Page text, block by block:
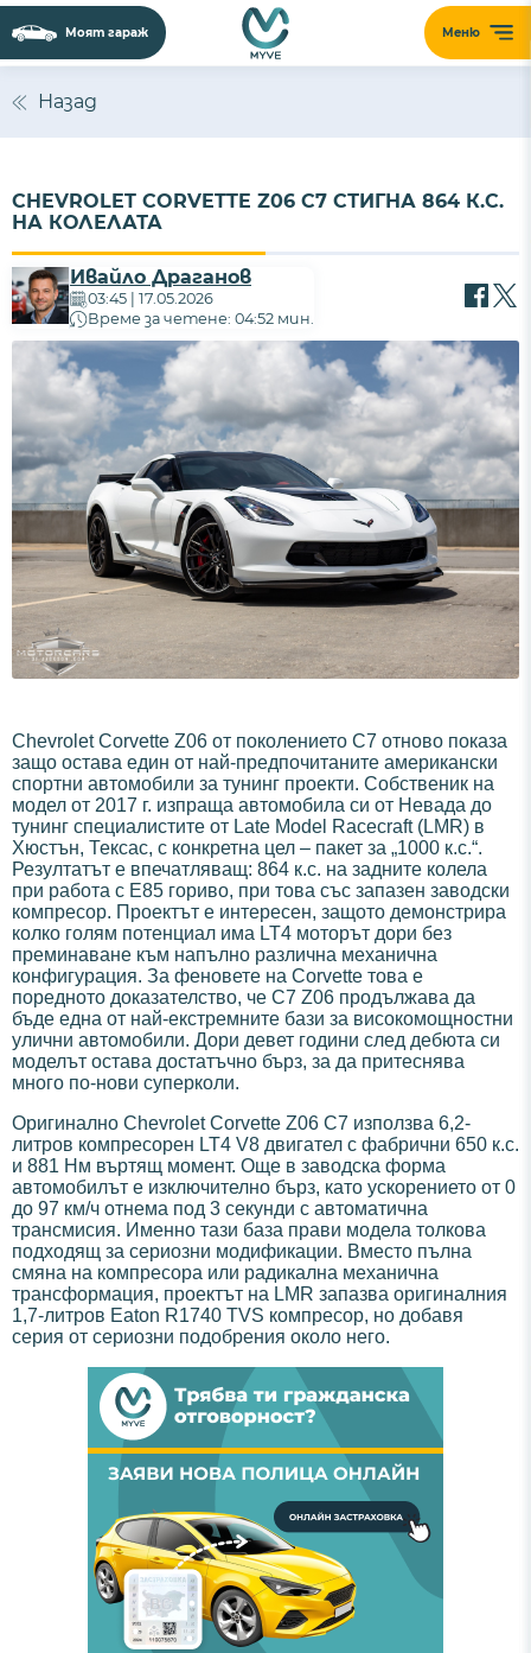
Меню
Моят гараж
Назад
CHEVROLET CORVETTE Z06 C7 СТИГНА 864 К.С.
НА КОЛЕЛАТА
Ивайло Драганов
03:45 | 17.05.2026
Време за четене: 04:52 мин.
Chevrolet Corvette Z06 от поколението C7 отново показа
защо остава един от най-предпочитаните американски
спортни автомобили за тунинг проекти. Собственик на
модел от 2017 г. изпраща автомобила си от Невада до
тунинг специалистите от Late Model Racecraft (LMR) в
Хюстън, Тексас, с конкретна цел – пакет за „1000 к.с.“.
Резултатът е впечатляващ: 864 к.с. на задните колела
при работа с E85 гориво, при това със запазен заводски
компресор. Проектът е интересен, защото демонстрира
колко голям потенциал има LT4 моторът дори без
преминаване към напълно различна механична
конфигурация. За феновете на Corvette това е
поредното доказателство, че C7 Z06 продължава да
бъде една от най-екстремните бази за високомощностни
улични автомобили. Дори девет години след дебюта си
моделът остава достатъчно бърз, за да притеснява
много по-нови суперколи.
Оригинално Chevrolet Corvette Z06 C7 използва 6,2-
литров компресорен LT4 V8 двигател с фабрични 650 к.с.
и 881 Нм въртящ момент. Още в заводска форма
автомобилът е изключително бърз, като ускорението от 0
до 97 км/ч отнема под 3 секунди с автоматична
трансмисия. Именно тази база прави модела толкова
подходящ за сериозни модификации. Вместо пълна
смяна на компресора или радикална механична
трансформация, проектът на LMR запазва оригиналния
1,7-литров Eaton R1740 TVS компресор, но добавя
серия от сериозни подобрения около него.